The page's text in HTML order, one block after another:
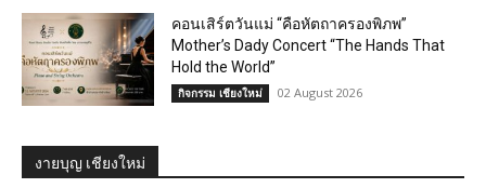
คอนเสิร์ตวันแม่ “คือหัตถาครองพิภพ”
Mother’s Dady Concert “The Hands That
Hold the World”
กิจกรรม เชียงใหม่ 02 August 2026
งายบุญ เชียงใหม่